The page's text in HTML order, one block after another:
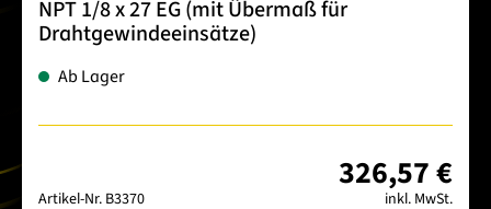
NPT 1/8 x 27 EG (mit Übermaß für
Drahtgewindeeinsätze)
Ab Lager
Artikel-Nr. B3370
326,57 €
inkl. MwSt.